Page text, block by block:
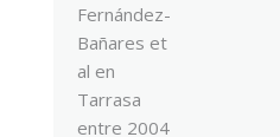
Fernández-
Bañares et
al en
Tarrasa
entre 2004